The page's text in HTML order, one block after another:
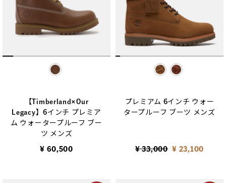
selected
【Timberland×Our
Legacy】6インチ プレミア
ム ウォータープルーフ ブー
ツ メンズ
¥ 60,500
selected
プレミアム 6インチ ウォー
タープルーフ ブーツ メンズ
Price reduced from
¥ 33,000to¥ 23,100